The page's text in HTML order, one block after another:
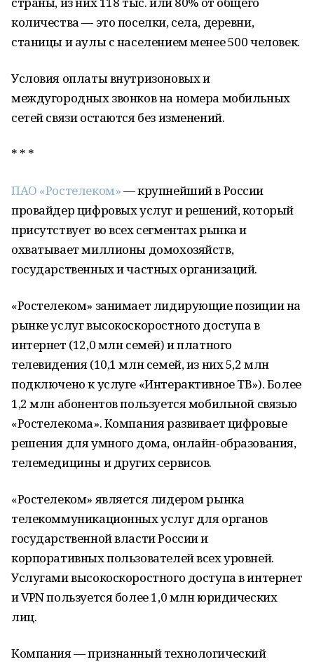
количества — это поселки, села, деревни,
станицы и аулы с населением менее 500 человек.
Условия оплаты внутризоновых и
междугородных звонков на номера мобильных
сетей связи остаются без изменений.
* * *
ПАО «Ростелеком»— крупнейший в России
провайдер цифровых услуг и решений, который
присутствует во всех сегментах рынка и
охватывает миллионы домохозяйств,
государственных и частных организаций.
«Ростелеком» занимает лидирующие позиции на
рынке услуг высокоскоростного доступа в
интернет (12,0 млн семей) и платного
телевидения (10,1 млн семей, из них 5,2 млн
подключено к услуге «Интерактивное ТВ»). Более
1,2 млн абонентов пользуется мобильной связью
«Ростелекома». Компания развивает цифровые
решения для умного дома, онлайн-образования,
телемедицины и других сервисов.
«Ростелеком» является лидером рынка
телекоммуникационных услуг для органов
государственной власти России и
корпоративных пользователей всех уровней.
Услугами высокоскоростного доступа в интернет
и VPN пользуется более 1,0 млн юридических
лиц.
Компания — признанный технологический